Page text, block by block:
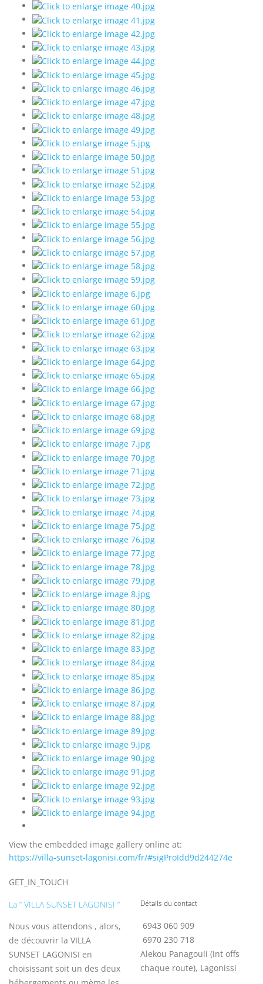
View the embedded image gallery online at:
https://villa-sunset-lagonisi.com/fr/#sigProIdd9d244274e
GET_IN_TOUCH
La “ VILLA SUNSET LAGONISI “
Nous vous attendons , alors,
de découvrir la VILLA
SUNSET LAGONISI en
choisissant soit un des deux
Détails du contact
6943 060 909
6970 230 718
Alekou Panagouli (int offs
chaque route), Lagonissi